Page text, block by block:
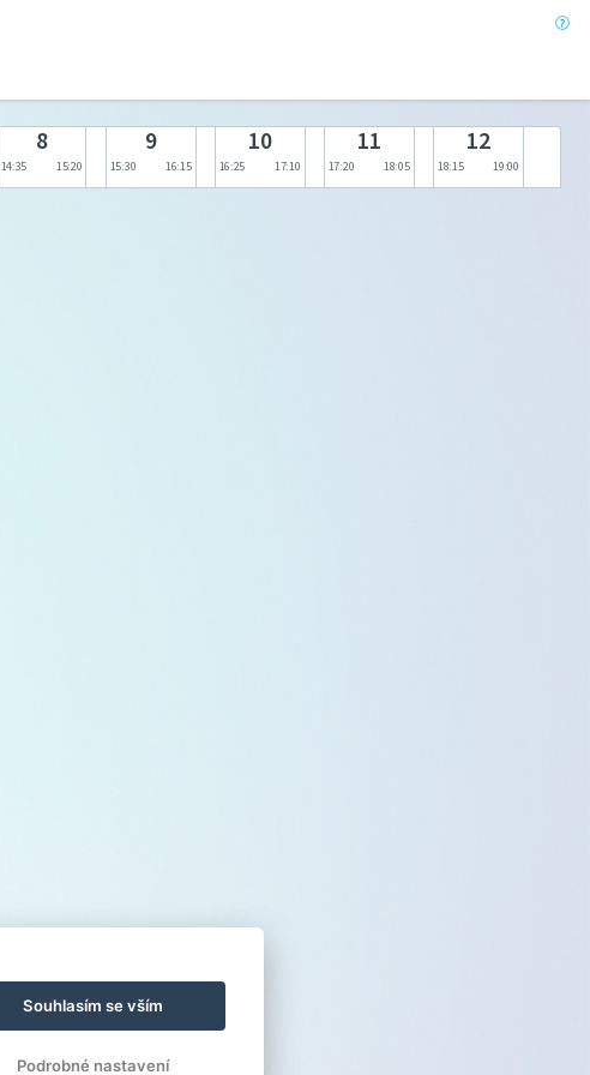
8
14:35 15:20
9
15:30 16:15
10
16:25 17:10
11
17:20 18:05
12
18:15 19:00
Souhlasím se vším
Podrobné nastavení